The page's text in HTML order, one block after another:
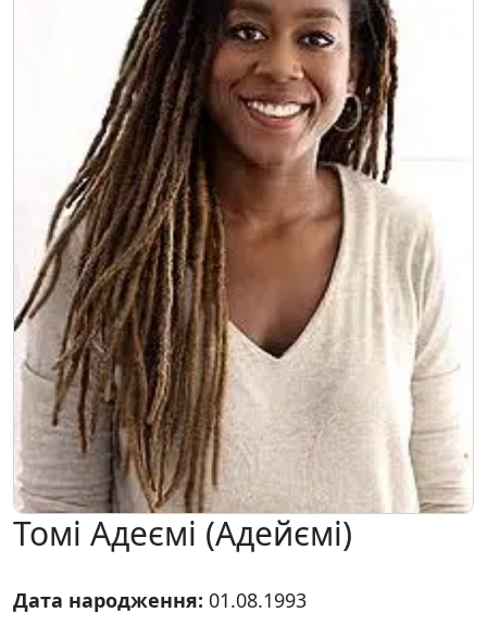
Томі Адеємі (Адейємі)
Дата народження: 01.08.1993